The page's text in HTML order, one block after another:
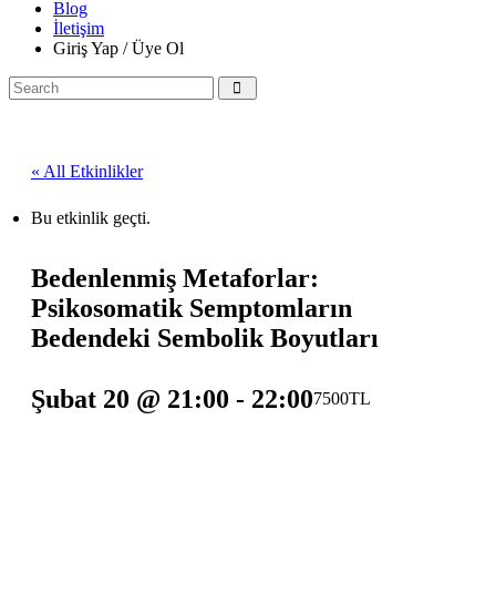
Blog
İletişim
Giriş Yap / Üye Ol
« All Etkinlikler
Bu etkinlik geçti.
Bedenlenmiş Metaforlar:
Psikosomatik Semptomların
Bedendeki Sembolik Boyutları
Şubat 20 @ 21:00 - 22:007500TL